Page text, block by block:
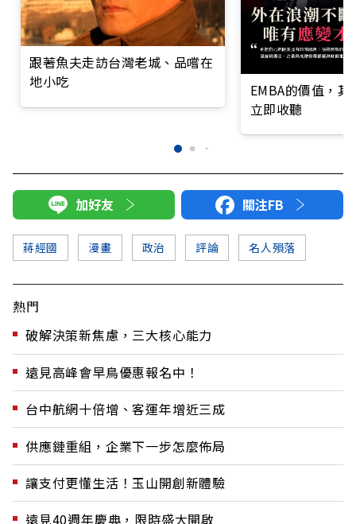
跟著魚夫走訪台灣老城、品嚐在
地小吃
EMBA的價值，
立即收聽
加好友 關注FB
蔣經國 漫畫 政治 評論 名人殞落
熱門
破解決策新焦慮，三大核心能力
遠見高峰會早鳥優惠報名中！
台中航網十倍增、客運年增近三成
供應鏈重組，企業下一步怎麼佈局
讓支付更懂生活！玉山開創新體驗
遠見40週年慶典，限時盛大開啟